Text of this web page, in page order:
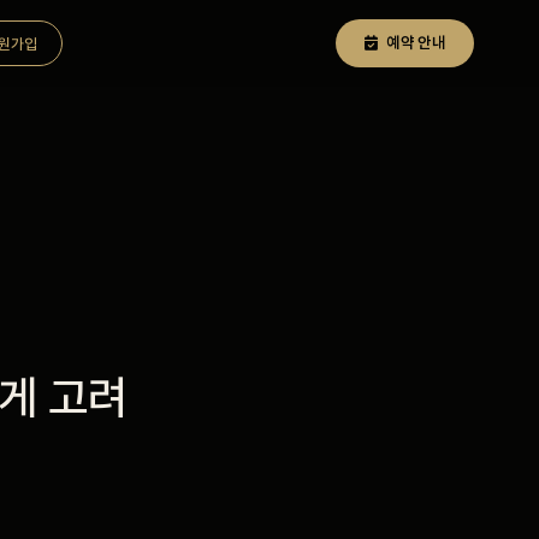
가입 예약 안내
고려